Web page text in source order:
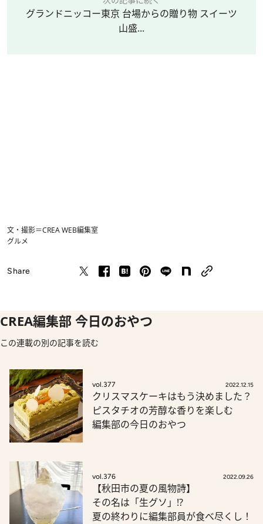
グランドニッコー東京 台場からの贈り物 スイーツ
山盛...
文・撮影＝CREA WEB編集室
グルメ
Share
CREA編集部 今日のおやつ
この連載の別の記事を読む
vol.377 2022.12.15
クリスマスケーキはもう決めました？
ピスタチオの芳醇な香りを楽しむ
編集部の今日のおやつ
vol.376 2022.09.26
【秋田市の夏の風物詩】
その名は「生グソ」!?
夏の終わりに編集部員が食べ尽くし！